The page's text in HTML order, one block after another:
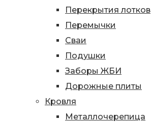
Перекрытия лотков
Перемычки
Сваи
Подушки
Заборы ЖБИ
Дорожные плиты
Кровля
Металлочерепица